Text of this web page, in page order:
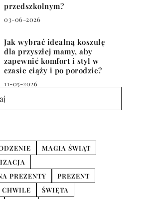
przedszkolnym?
03-06-2026
Jak wybrać idealną koszulę
dla przyszłej mamy, aby
zapewnić komfort i styl w
czasie ciąży i po porodzie?
11-05-2026
MAGIA ŚWIĄT
PREZENTY
PREZENT
CHWILE
ŚWIĘTA